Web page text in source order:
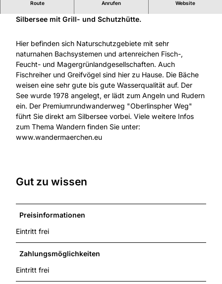
Route Anrufen Website
Silbersee mit Grill- und Schutzhütte.
Hier befinden sich Naturschutzgebiete mit sehr
naturnahen Bachsystemen und artenreichen Fisch-,
Feucht- und Magergrünlandgesellschaften. Auch
Fischreiher und Greifvögel sind hier zu Hause. Die Bäche
weisen eine sehr gute bis gute Wasserqualität auf. Der
See wurde 1978 angelegt, er lädt zum Angeln und Rudern
ein. Der Premiumrundwanderweg "Oberlinspher Weg"
führt Sie direkt am Silbersee vorbei. Viele weitere Infos
zum Thema Wandern finden Sie unter:
www.wandermaerchen.eu
Gut zu wissen
Preisinformationen
Eintritt frei
Zahlungsmöglichkeiten
Eintritt frei